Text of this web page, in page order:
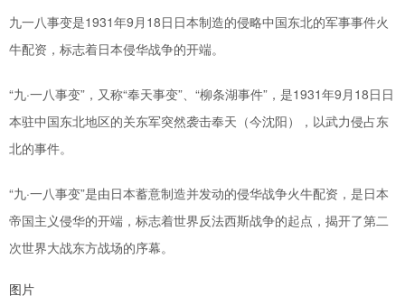
九一八事变是1931年9月18日日本制造的侵略中国东北的军事事件火
牛配资，标志着日本侵华战争的开端。 ‌
“九·一八事变”，又称“奉天事变”、“柳条湖事件”，是1931年9月18日日
本驻中国东北地区的关东军突然袭击奉天（今沈阳），以武力侵占东
北的事件。
“九·一八事变”是由日本蓄意制造并发动的侵华战争火牛配资，是日本
帝国主义侵华的开端，标志着世界反法西斯战争的起点，揭开了第二
次世界大战东方战场的序幕。
图片